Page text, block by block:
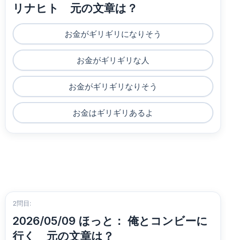
リナヒト 元の文章は？
お金がギリギリになりそう
お金がギリギリな人
お金がギリギリなりそう
お金はギリギリあるよ
2問目:
2026/05/09 ほっと： 俺とコンビーに
行く 元の文章は？